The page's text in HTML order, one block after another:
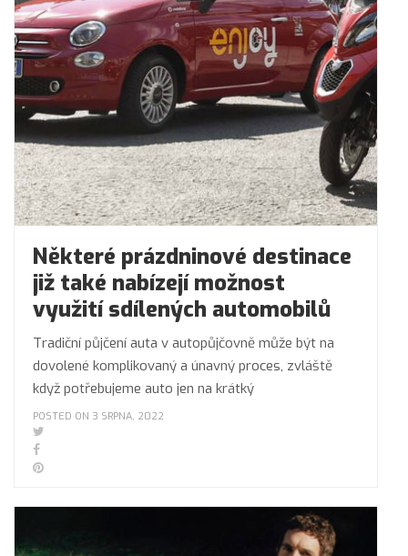
Některé prázdninové destinace
již také nabízejí možnost
využití sdílených automobilů
Tradiční půjčení auta v autopůjčovně může být na
dovolené komplikovaný a únavný proces, zvláště
když potřebujeme auto jen na krátký
POSTED ON 3 SRPNA, 2022